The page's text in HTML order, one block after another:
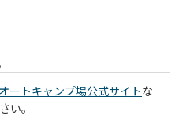
ートキャンプ場公式サイトな
い。